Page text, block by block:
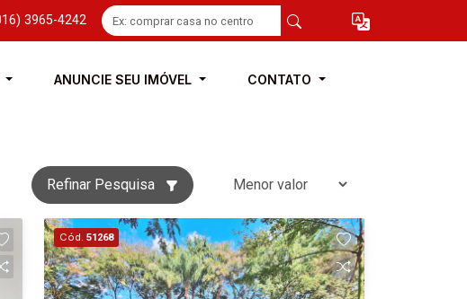
3965-4242
ANUNCIE SEU IMÓVEL CONTATO
Refinar Pesquisa
Cód. 51268